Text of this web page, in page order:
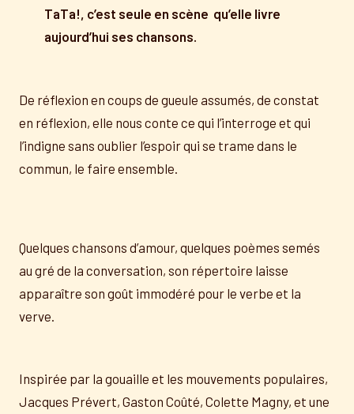
TaTa!, c’est seule en scène qu’elle livre
aujourd’hui ses chansons.
De réflexion en coups de gueule assumés, de constat
en réflexion, elle nous conte ce qui l’interroge et qui
l’indigne sans oublier l’espoir qui se trame dans le
commun, le faire ensemble.
Quelques chansons d’amour, quelques poèmes semés
au gré de la conversation, son répertoire laisse
apparaître son goût immodéré pour le verbe et la
verve.
Inspirée par la gouaille et les mouvements populaires,
Jacques Prévert, Gaston Coûté, Colette Magny, et une